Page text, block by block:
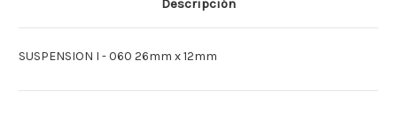
METAL METAL
Descripción
SUSPENSION I - 060 26mm x 12mm